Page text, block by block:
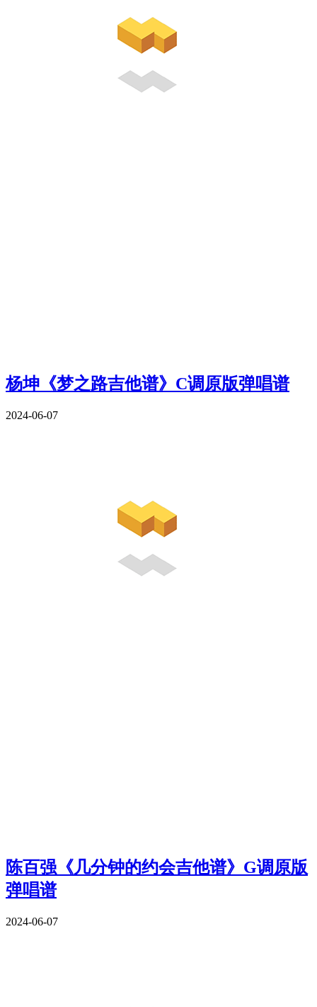
杨坤《梦之路吉他谱》C调原版弹唱谱
2024-06-07
陈百强《几分钟的约会吉他谱》G调原版
弹唱谱
2024-06-07